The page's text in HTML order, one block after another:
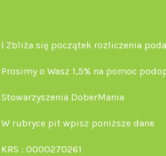
ℹ️ Zbliża się początek rozliczenia
Prosimy o Wasz 1,5% na pomoc
Stowarzyszenia DoberMania
W rubryce pit wpisz poniższe dane
KRS : 0000270261